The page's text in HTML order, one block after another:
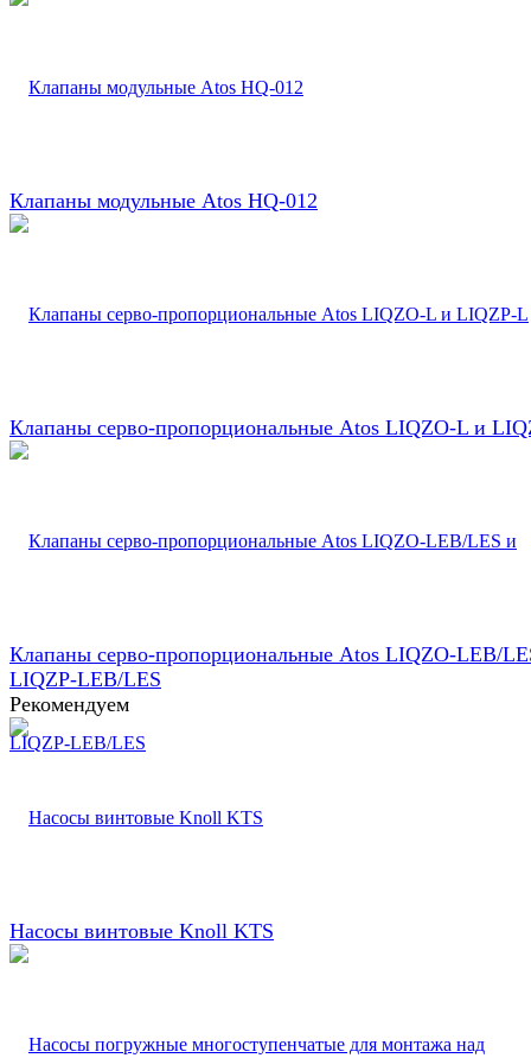
Клапаны модульные Atos HQ-012
Клапаны серво-пропорциональные Atos LIQZO-L и
Клапаны серво-пропорциональные Atos LIQZO-LEB/
LIQZP-LEB/LES
Рекомендуем
Насосы винтовые Knoll KTS